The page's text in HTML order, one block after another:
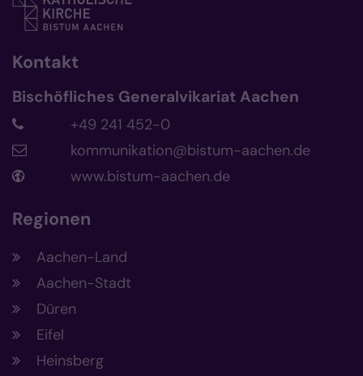
Kontakt
Bischöfliches Generalvikariat Aachen
+49 241 452-0
kommunikation@bistum-aachen.de
www.bistum-aachen.de
Regionen
Aachen-Land
Aachen-Stadt
Düren
Eifel
Heinsberg